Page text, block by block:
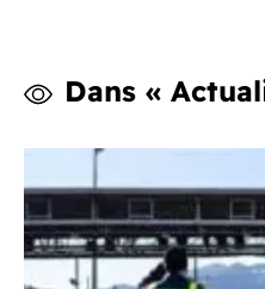
Dans «